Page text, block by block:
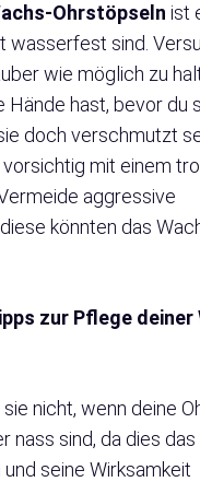
Ohrstöpseln ist
wasserfest sind.
wie möglich zu
Hände hast, bevor du
doch verschmutzt
mit einem
aggressive
könnten das
zur Pflege deiner
nicht, wenn deine
nass sind, da dies das
seine Wirksamkeit